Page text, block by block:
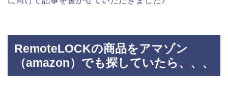
RemoteLOCKの商品をアマゾン
（amazon）でも探していたら、、、